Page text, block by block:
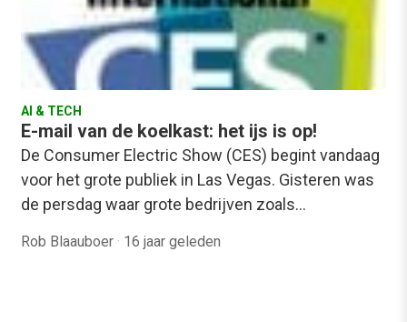
AI & TECH
E-mail van de koelkast: het ijs is op!
De Consumer Electric Show (CES) begint vandaag
voor het grote publiek in Las Vegas. Gisteren was
de persdag waar grote bedrijven zoals…
Rob Blaauboer · 16 jaar geleden